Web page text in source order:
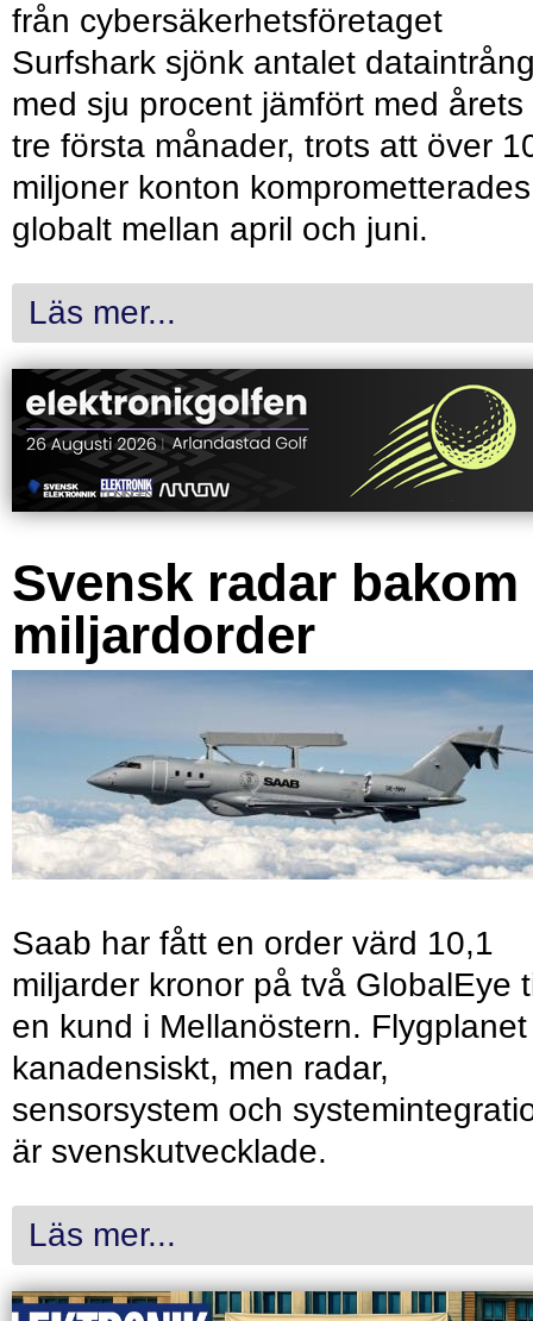
från cybersäkerhetsföretaget
Surfshark sjönk antalet
med sju procent jämfört med årets
tre första månader, trots att över
miljoner konton komprometterades
globalt mellan april och juni.
Läs mer...
Svensk radar bakom
miljardorder
Saab har fått en order värd 10,1
miljarder kronor på två GlobalEye
en kund i Mellanöstern.
kanadensiskt, men radar,
sensorsystem och
är svenskutvecklade.
Läs mer...